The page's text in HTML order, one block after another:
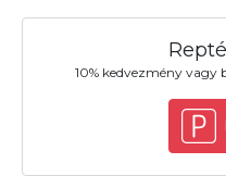
10% kedvezmény vagy